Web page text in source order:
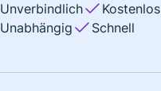
Unverbindlich
Kostenlos
Unabhängig
Schnell